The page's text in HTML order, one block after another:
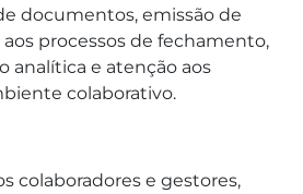
documentos, emissão de
processos de fechamento,
analítica e atenção aos
colaborativo.
colaboradores e gestores,